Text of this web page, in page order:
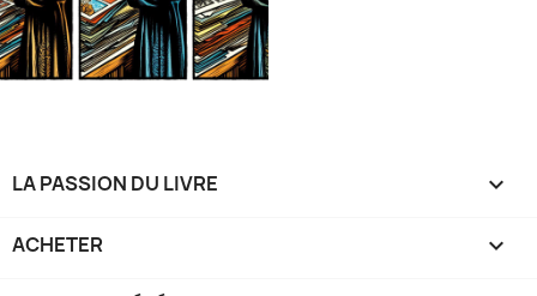
LA PASSION DU LIVRE 
ACHETER 